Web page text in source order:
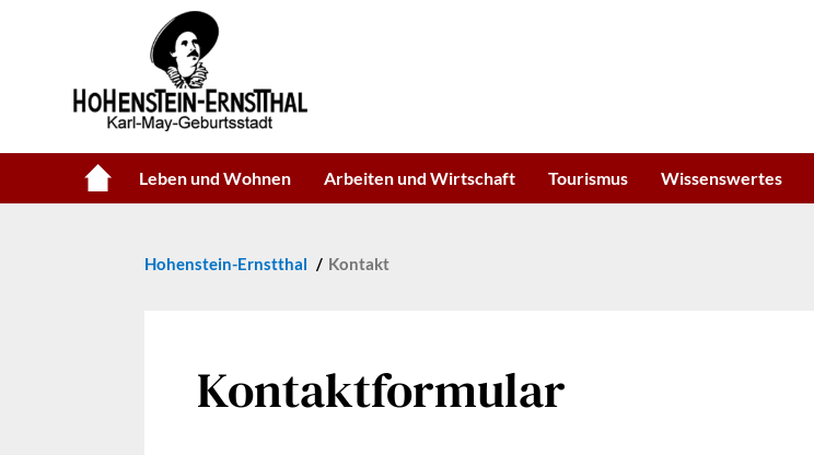
Leben und Wohnen Arbeiten und Wirtschaft Tourismus Wissenswertes
Hohenstein-Ernstthal Kontakt
Kontaktformular